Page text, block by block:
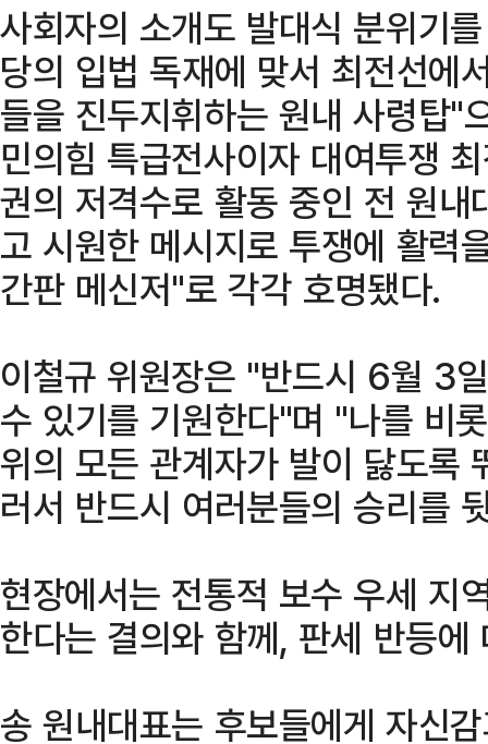
사회자의 소개도 발대식 분위기
당의 입법 독재에 맞서 최전선에
들을 진두지휘하는 원내 사령탑"
민의힘 특급전사이자 대여투쟁
권의 저격수로 활동 중인 전 원
고 시원한 메시지로 투쟁에 활력
간판 메신저"로 각각 호명됐다.
이철규 위원장은 "반드시 6월 3
수 있기를 기원한다"며 "나를 비
위의 모든 관계자가 발이 닳도록
러서 반드시 여러분들의 승리를
현장에서는 전통적 보수 우세 지
한다는 결의와 함께, 판세 반등에
송 원내대표는 후보들에게 자신